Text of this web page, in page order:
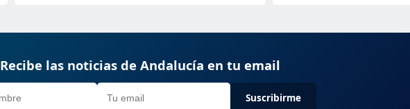
Recibe las noticias de Andalucía en tu email
Suscribirme